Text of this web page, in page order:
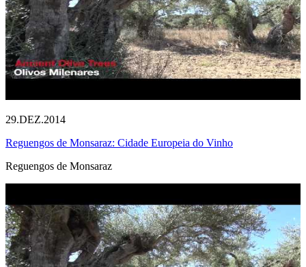
29.DEZ.2014
Reguengos de Monsaraz: Cidade Europeia do Vinho
Reguengos de Monsaraz